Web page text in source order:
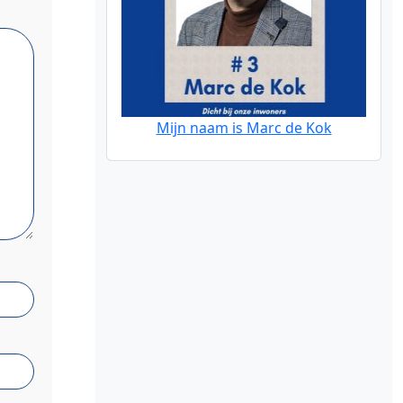
Mijn naam is Marc de Kok